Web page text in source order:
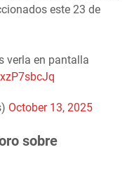
este 23 de
verla en pantalla
October 13, 2025
sobre